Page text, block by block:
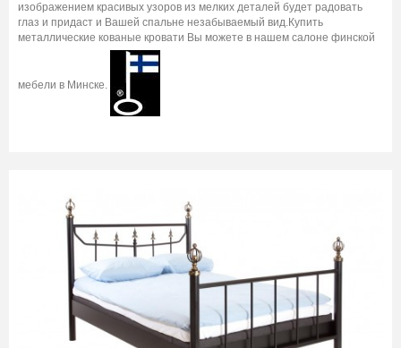
изображением красивых узоров из мелких деталей будет радовать
глаз и придаст и Вашей спальне незабываемый вид.Купить
металлические кованые кровати Вы можете в нашем салоне финской
мебели в Минске.